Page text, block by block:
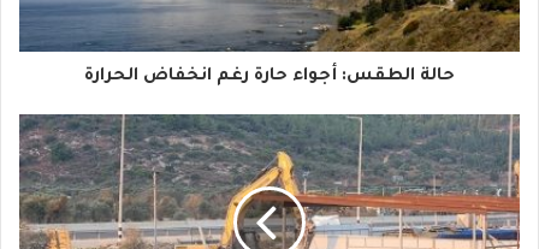
ك
ا
إ
ل
ك
حالة الطقس: أجواء حارة رغم انخفاض الحرارة